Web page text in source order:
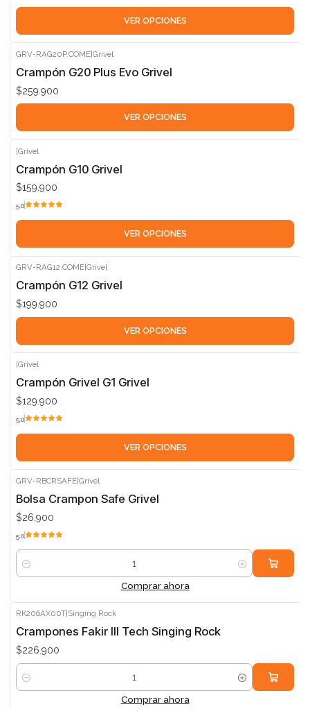
VER OPCIONES
GRV-RAG20P.COME|Grivel
Crampón G20 Plus Evo Grivel
$259.900
VER OPCIONES
|Grivel
Crampón G10 Grivel
$159.900
5.0
VER OPCIONES
GRV-RAG12.COME |Grivel
Crampón G12 Grivel
$199.900
VER OPCIONES
|Grivel
Crampón Grivel G1 Grivel
$129.900
5.0
VER OPCIONES
GRV-RBCRSAFE|Grivel
Bolsa Crampon Safe Grivel
$26.900
5.0
Cantidad
Comprar ahora
RK206AX00T Singing Rock
Crampones Fakir III Tech Singing Rock
$226.900
Cantidad
Comprar ahora